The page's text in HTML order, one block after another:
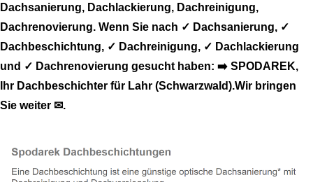
Dachsanierung, Dachlackierung, Dachreinigung,
Dachrenovierung. Wenn Sie nach ✓ Dachsanierung, ✓
Dachbeschichtung, ✓ Dachreinigung, ✓ Dachlackierung
und ✓ Dachrenovierung gesucht haben: ➡️ SPODAREK,
Ihr Dachbeschichter für Lahr (Schwarzwald).Wir bringen
Sie weiter ✉.